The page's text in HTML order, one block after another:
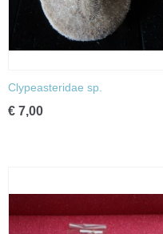
Clypeasteridae sp.
€ 7,00